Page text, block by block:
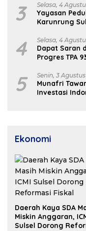
3 Selasa, 4
Yayasan
Karunrung
4 Selasa, 4
Dapat Saran
Progres TPA
5 Senin, 3
Munafri
Investasi
Ekonomi
Daerah Kaya SDA
Miskin Anggaran,
Sulsel Dorong